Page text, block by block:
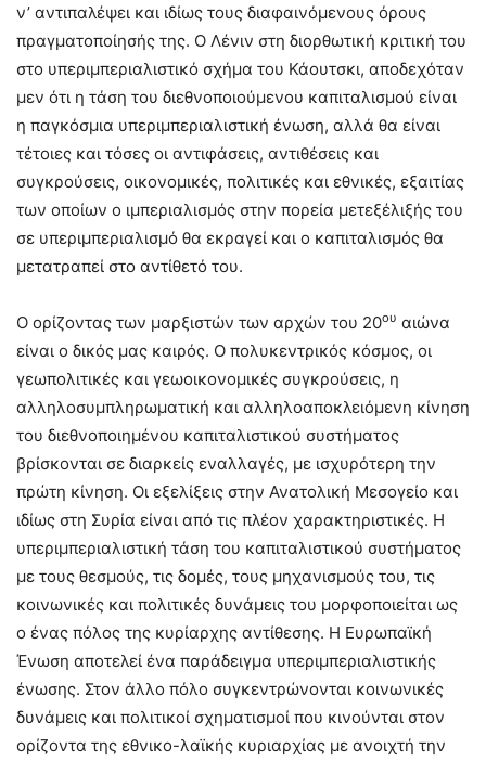
ν’ αντιπαλέψει και ιδίως τους διαφαινόμενους όρους
πραγματοποίησής της. Ο Λένιν στη διορθωτική κριτική του
στο υπεριμπεριαλιστικό σχήμα του Κάουτσκι, αποδεχόταν
μεν ότι η τάση του διεθνοποιούμενου καπιταλισμού είναι
η παγκόσμια υπεριμπεριαλιστική ένωση, αλλά θα είναι
τέτοιες και τόσες οι αντιφάσεις, αντιθέσεις και
συγκρούσεις, οικονομικές, πολιτικές και εθνικές, εξαιτίας
των οποίων ο ιμπεριαλισμός στην πορεία μετεξέλιξής του
σε υπεριμπεριαλισμό θα εκραγεί και ο καπιταλισμός θα
μετατραπεί στο αντίθετό του.
Ο ορίζοντας των μαρξιστών των αρχών του 20ου αιώνα
είναι ο δικός μας καιρός. Ο πολυκεντρικός κόσμος, οι
γεωπολιτικές και γεωοικονομικές συγκρούσεις, η
αλληλοσυμπληρωματική και αλληλοαποκλειόμενη κίνηση
του διεθνοποιημένου καπιταλιστικού συστήματος
βρίσκονται σε διαρκείς εναλλαγές, με ισχυρότερη την
πρώτη κίνηση. Οι εξελίξεις στην Ανατολική Μεσογείο και
ιδίως στη Συρία είναι από τις πλέον χαρακτηριστικές. Η
υπεριμπεριαλιστική τάση του καπιταλιστικού συστήματος
με τους θεσμούς, τις δομές, τους μηχανισμούς του, τις
κοινωνικές και πολιτικές δυνάμεις του μορφοποιείται ως
ο ένας πόλος της κυρίαρχης αντίθεσης. Η Ευρωπαϊκή
Ένωση αποτελεί ένα παράδειγμα υπεριμπεριαλιστικής
ένωσης. Στον άλλο πόλο συγκεντρώνονται κοινωνικές
δυνάμεις και πολιτικοί σχηματισμοί που κινούνται στον
ορίζοντα της εθνικο-λαϊκής κυριαρχίας με ανοιχτή την